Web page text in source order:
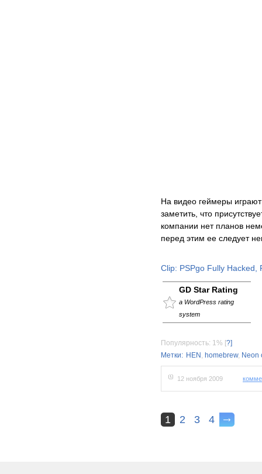
На видео геймеры
заметить, что
компании нет планов
перед этим ее следует
Clip: PSPgo Fully Hacked,
GD Star Rating
a WordPress rating
system
Популярность: 1% [?]
Метки: HEN , homebrew, Neon
12 ноября 2009
1 2 3 4